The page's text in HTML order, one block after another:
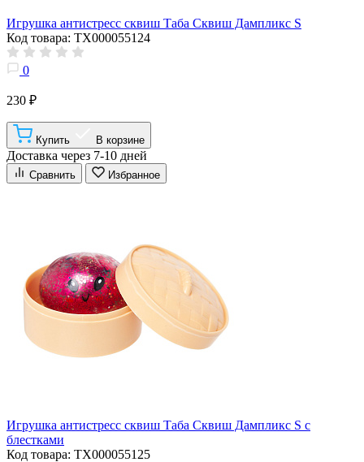
Игрушка антистресс сквиш Таба Сквиш Дампликс S
Код товара: ТХ000055124
0
230 ₽
Купить В корзине
Доставка через 7-10 дней
Сравнить Избранное
Игрушка антистресс сквиш Таба Сквиш Дампликс S с
блестками
Код товара: ТХ000055125